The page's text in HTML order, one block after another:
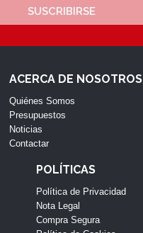
SUSCRIBIRSE
ACERCA DE NOSOTROS
Quiénes Somos
Presupuestos
Noticias
Contactar
POLÍTICAS
Política de Privacidad
Nota Legal
Compra Segura